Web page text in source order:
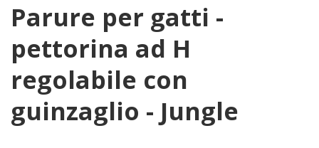
Parure per gatti -
pettorina ad H
regolabile con
guinzaglio - Jungle